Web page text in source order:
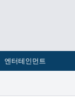
엔터테인먼트